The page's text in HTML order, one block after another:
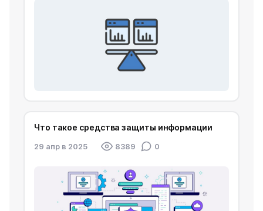
Что такое средства защиты информации
29 апр в 2025 8389 0